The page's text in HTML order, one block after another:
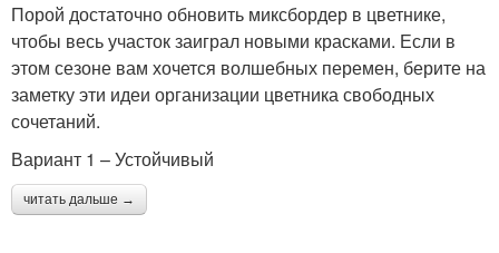
Порой достаточно обновить миксбордер в цветнике,
чтобы весь участок заиграл новыми красками. Если в
этом сезоне вам хочется волшебных перемен, берите на
заметку эти идеи организации цветника свободных
сочетаний.
Вариант 1 – Устойчивый
читать дальше →